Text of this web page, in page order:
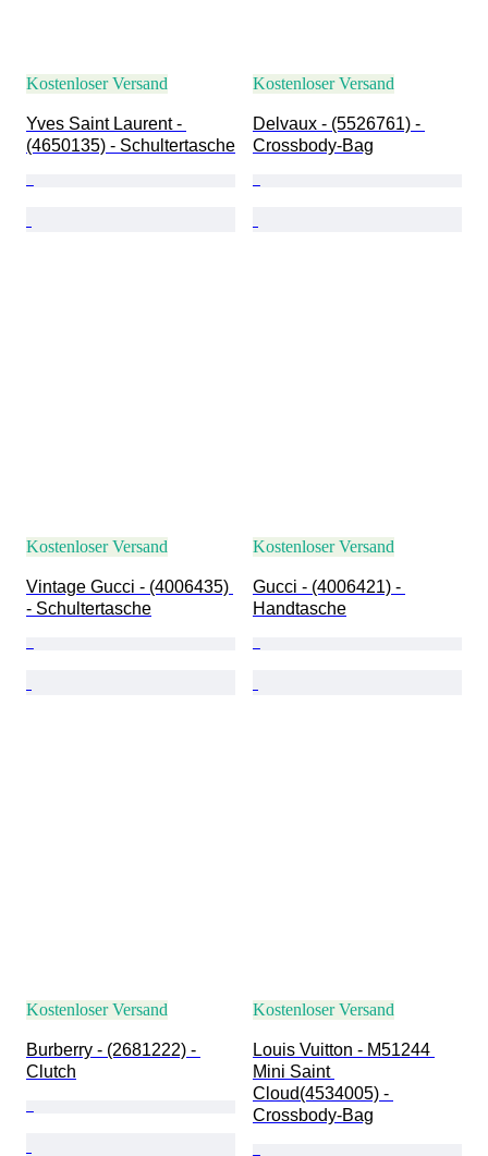
Kostenloser Versand
Yves Saint Laurent -
(4650135) - Schultertasche
Kostenloser Versand
Delvaux - (5526761) -
Crossbody-Bag
Kostenloser Versand
Vintage Gucci - (4006435)
- Schultertasche
Kostenloser Versand
Gucci - (4006421) -
Handtasche
Kostenloser Versand
Burberry - (2681222) -
Clutch
Kostenloser Versand
Louis Vuitton - M51244
Mini Saint
Cloud(4534005) -
Crossbody-Bag